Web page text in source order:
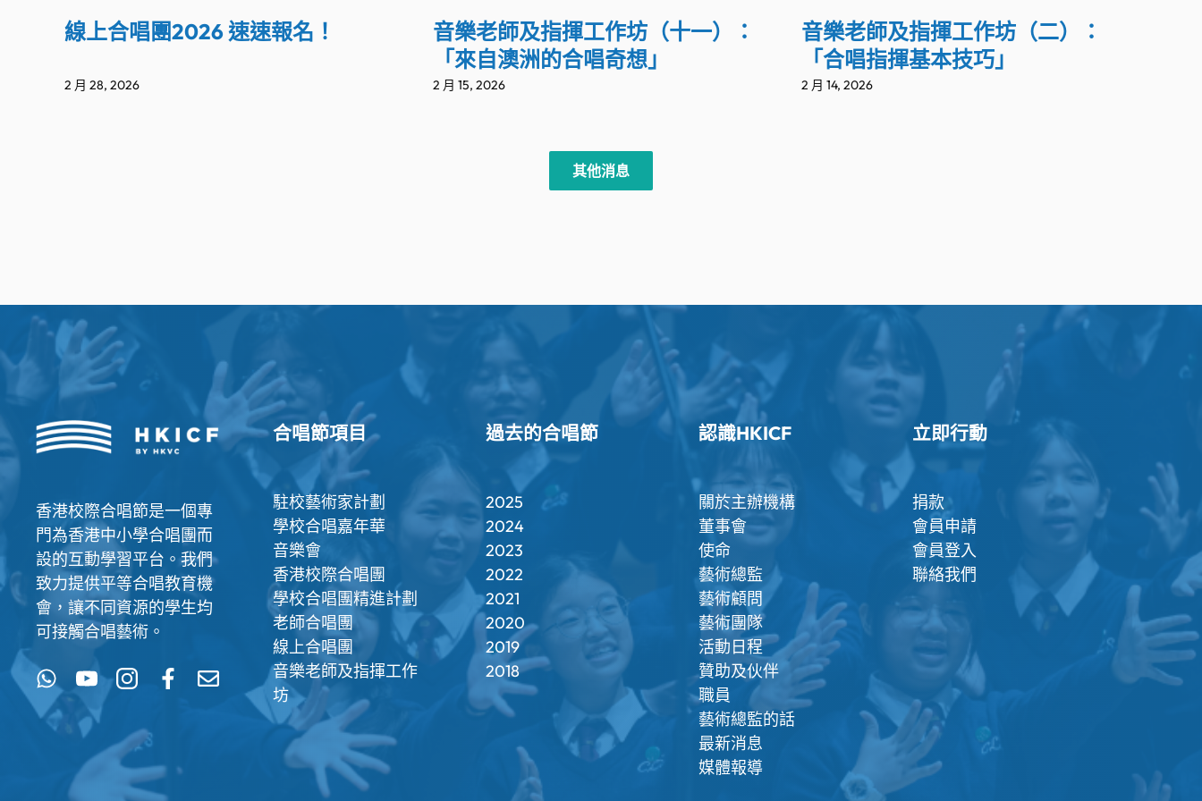
線上合唱團2026 速速報名！
2 月 28, 2026
音樂老師及指揮工作坊（十一）：
「來自澳洲的合唱奇想」
2 月 15, 2026
音樂老師及指揮工作坊（二）：
「合唱指揮基本技巧」
2 月 14, 2026
其他消息
香港校際合唱節是一個專
門為香港中小學合唱團而
設的互動學習平台。我們
致力提供平等合唱教育機
會，讓不同資源的學生均
可接觸合唱藝術。
合唱節項目
駐校藝術家計劃
學校合唱嘉年華
音樂會
香港校際合唱團
學校合唱團精進計劃
老師合唱團
線上合唱團
音樂老師及指揮工作
坊
過去的合唱節
2025
2024
2023
2022
2021
2020
2019
2018
認識HKICF
關於主辦機構
董事會
使命
藝術總監
藝術顧問
藝術團隊
活動日程
贊助及伙伴
職員
藝術總監的話
最新消息
媒體報導
立即行動
捐款
會員申請
會員登入
聯絡我們